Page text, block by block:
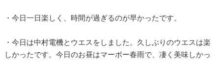
・今日一日楽しく、時間が過ぎるのが早かったです。
・今日は中村電機とウエスをしました。久しぶりのウエスは楽
しかったです。今日のお昼はマーボー春雨で、凄く美味しかっ